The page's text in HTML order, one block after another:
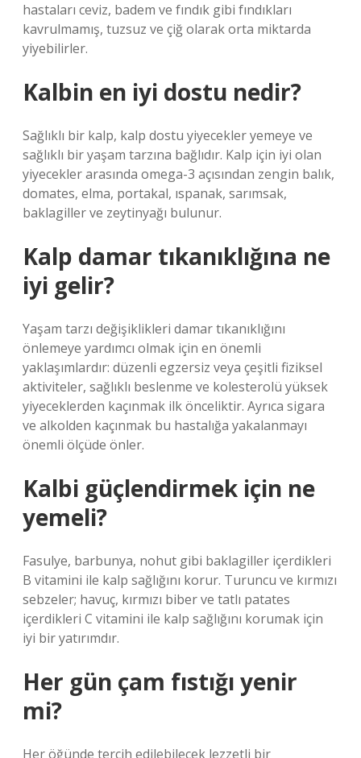
hastaları ceviz, badem ve fındık gibi fındıkları
kavrulmamış, tuzsuz ve çiğ olarak orta miktarda
yiyebilirler.
Kalbin en iyi dostu nedir?
Sağlıklı bir kalp, kalp dostu yiyecekler yemeye ve
sağlıklı bir yaşam tarzına bağlıdır. Kalp için iyi olan
yiyecekler arasında omega-3 açısından zengin balık,
domates, elma, portakal, ıspanak, sarımsak,
baklagiller ve zeytinyağı bulunur.
Kalp damar tıkanıklığına ne
iyi gelir?
Yaşam tarzı değişiklikleri damar tıkanıklığını
önlemeye yardımcı olmak için en önemli
yaklaşımlardır: düzenli egzersiz veya çeşitli fiziksel
aktiviteler, sağlıklı beslenme ve kolesterolü yüksek
yiyeceklerden kaçınmak ilk önceliktir. Ayrıca sigara
ve alkolden kaçınmak bu hastalığa yakalanmayı
önemli ölçüde önler.
Kalbi güçlendirmek için ne
yemeli?
Fasulye, barbunya, nohut gibi baklagiller içerdikleri
B vitamini ile kalp sağlığını korur. Turuncu ve kırmızı
sebzeler; havuç, kırmızı biber ve tatlı patates
içerdikleri C vitamini ile kalp sağlığını korumak için
iyi bir yatırımdır.
Her gün çam fıstığı yenir
mi?
Her öğünde tercih edilebilecek lezzetli bir